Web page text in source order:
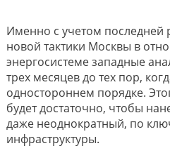
Именно с учетом
новой тактики Москвы в
энергосистеме западные
трех месяцев до тех пор,
одностороннем порядке.
будет достаточно, чтобы
даже неоднократный, по
инфраструктуры.